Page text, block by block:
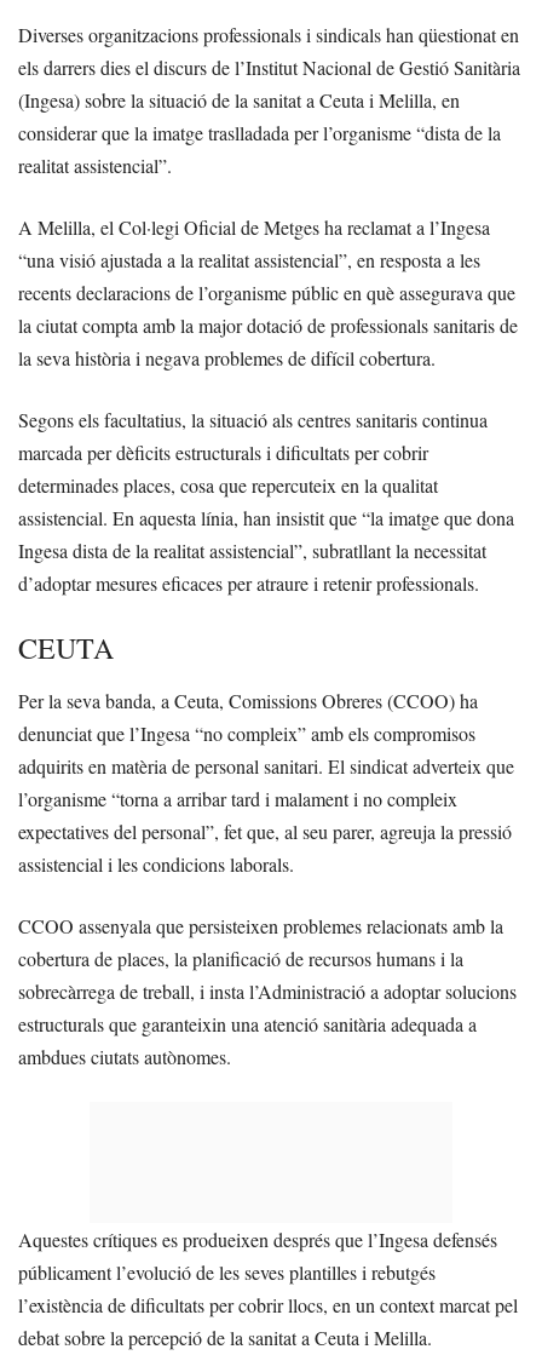
Diverses organitzacions professionals i sindicals han qüestionat en
els darrers dies el discurs de l’Institut Nacional de Gestió Sanitària
(Ingesa) sobre la situació de la sanitat a Ceuta i Melilla, en
considerar que la imatge traslladada per l’organisme “dista de la
realitat assistencial”.
A Melilla, el Col·legi Oficial de Metges ha reclamat a l’Ingesa
“una visió ajustada a la realitat assistencial”, en resposta a les
recents declaracions de l’organisme públic en què assegurava que
la ciutat compta amb la major dotació de professionals sanitaris de
la seva història i negava problemes de difícil cobertura.
Segons els facultatius, la situació als centres sanitaris continua
marcada per dèficits estructurals i dificultats per cobrir
determinades places, cosa que repercuteix en la qualitat
assistencial. En aquesta línia, han insistit que “la imatge que dona
Ingesa dista de la realitat assistencial”, subratllant la necessitat
d’adoptar mesures eficaces per atraure i retenir professionals.
CEUTA
Per la seva banda, a Ceuta, Comissions Obreres (CCOO) ha
denunciat que l’Ingesa “no compleix” amb els compromisos
adquirits en matèria de personal sanitari. El sindicat adverteix que
l’organisme “torna a arribar tard i malament i no compleix
expectatives del personal”, fet que, al seu parer, agreuja la pressió
assistencial i les condicions laborals.
CCOO assenyala que persisteixen problemes relacionats amb la
cobertura de places, la planificació de recursos humans i la
sobrecàrrega de treball, i insta l’Administració a adoptar solucions
estructurals que garanteixin una atenció sanitària adequada a
ambdues ciutats autònomes.
Aquestes crítiques es produeixen després que l’Ingesa defensés
públicament l’evolució de les seves plantilles i rebutgés
l’existència de dificultats per cobrir llocs, en un context marcat pel
debat sobre la percepció de la sanitat a Ceuta i Melilla.